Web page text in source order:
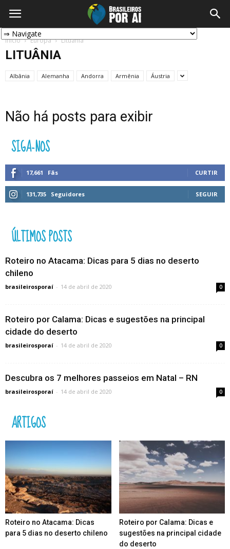
Início Europa Lituânia
LITUÂNIA
Albânia Alemanha Andorra Armênia Áustria
Não há posts para exibir
SIGA-NOS
17,661 Fãs CURTIR
131,735 Seguidores SEGUIR
ÚLTIMOS POSTS
Roteiro no Atacama: Dicas para 5 dias no deserto
chileno
brasileirosporaí - 14 de abril de 2020 0
Roteiro por Calama: Dicas e sugestões na principal
cidade do deserto
brasileirosporaí - 14 de abril de 2020 0
Descubra os 7 melhores passeios em Natal – RN
brasileirosporaí - 14 de abril de 2020 0
ARTIGOS
Roteiro no Atacama: Dicas
para 5 dias no deserto chileno
Roteiro por Calama: Dicas e
sugestões na principal cidade
do deserto